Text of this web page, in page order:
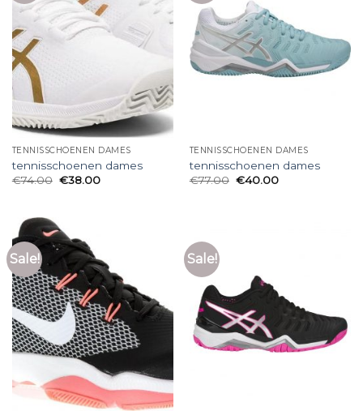
TENNISSCHOENEN DAMES
tennisschoenen dames
€74.00 €38.00
TENNISSCHOENEN DAMES
tennisschoenen dames
€77.00 €40.00
Sale! Sale!